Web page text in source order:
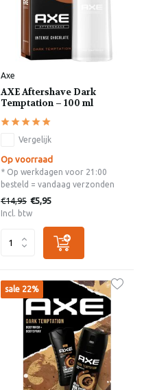
Axe
AXE Aftershave Dark
Temptation – 100 ml
Vergelijk
Op voorraad
* Op werkdagen voor 21:00
besteld = vandaag verzonden
€14,95 €5,95
Incl. btw
sale 22%